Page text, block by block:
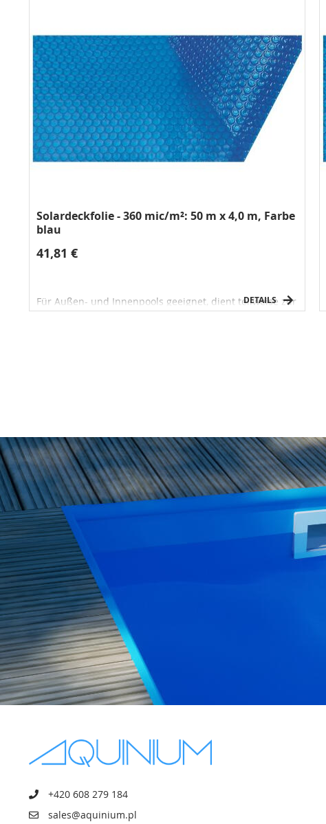
Solardeckfolie - 360 mic/m²: 50 m x 4,0 m, Farbe
blau
41,81 €
Für Außen- und Innenpools geeignet, dient teilweise zur
Wassererwärmung und reduziert die Verdampfung an
DETAILS
+420 608 279 184
sales@aquinium.pl